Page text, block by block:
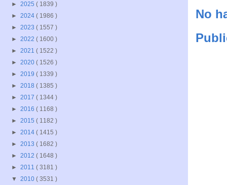
No
► 2025 ( 1839 )
► 2024 ( 1986 )
► 2023 ( 1557 )
► 2022 ( 1600 )
► 2021 ( 1522 )
► 2020 ( 1526 )
► 2019 ( 1339 )
► 2018 ( 1385 )
► 2017 ( 1344 )
► 2016 ( 1168 )
► 2015 ( 1182 )
► 2014 ( 1415 )
► 2013 ( 1682 )
► 2012 ( 1648 )
► 2011 ( 3181 )
▼ 2010 ( 3531 )